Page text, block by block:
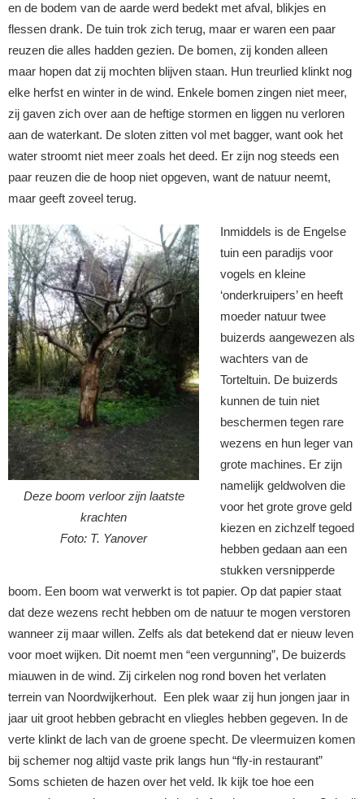
en de bodem van de aarde werd bedekt met afval, blikjes en
flessen drank. De tuin trok zich terug, maar er waren een paar
reuzen die alles hadden gezien. De bomen, zij konden alleen
maar hopen dat zij mochten blijven staan. Hun treurlied klinkt nog
elke herfst en winter in de wind. Enkele bomen zingen niet meer,
zij gaven zich over aan de heftige stormen en liggen nu verloren
aan de waterkant. De sloten zitten vol met bagger, want ook het
water stroomt niet meer zoals het deed. Er zijn nog steeds een
paar reuzen die de hoop niet opgeven, want de natuur neemt,
maar geeft zoveel terug.
Deze boom verloor zijn laatste
krachten
Foto: T. Yanover
Inmiddels is de Engelse
tuin een paradijs voor
vogels en kleine
‘onderkruipers’ en heeft
moeder natuur twee
buizerds aangewezen als
wachters van de
Torteltuin. De buizerds
kunnen de tuin niet
beschermen tegen rare
wezens en hun leger van
grote machines. Er zijn
namelijk geldwolven die
voor het grote grove geld
kiezen en zichzelf tegoed
hebben gedaan aan een
stukken versnipperde
boom. Een boom wat verwerkt is tot papier. Op dat papier staat
dat deze wezens recht hebben om de natuur te mogen verstoren
wanneer zij maar willen. Zelfs als dat betekend dat er nieuw leven
voor moet wijken. Dit noemt men “een vergunning”, De buizerds
miauwen in de wind. Zij cirkelen nog rond boven het verlaten
terrein van Noordwijkerhout. Een plek waar zij hun jongen jaar in
jaar uit groot hebben gebracht en vliegles hebben gegeven. In de
verte klinkt de lach van de groene specht. De vleermuizen komen
bij schemer nog altijd vaste prik langs hun “fly-in restaurant”
Soms schieten de hazen over het veld. Ik kijk toe hoe een